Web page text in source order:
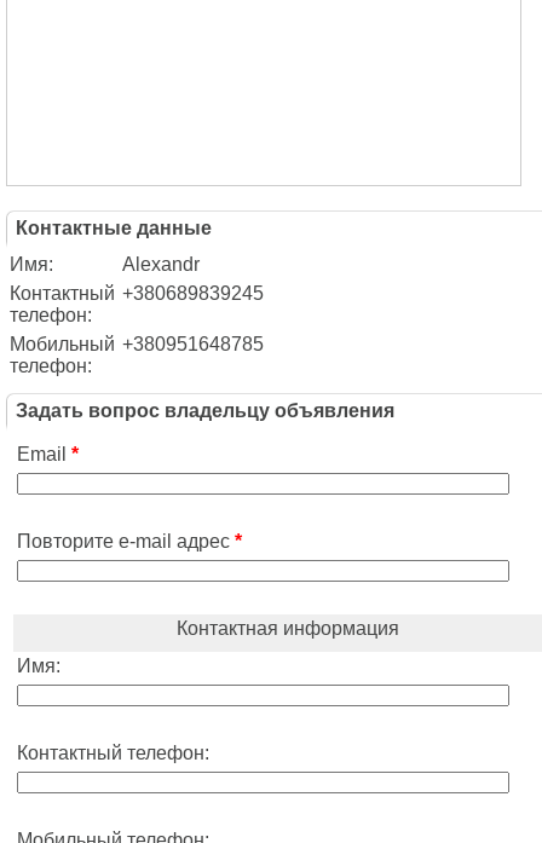
Контактные данные
Имя:
Alexandr
Контактный
телефон:
+380689839245
Мобильный
телефон:
+380951648785
Задать вопрос владельцу объявления
Email *
Повторите e-mail адрес *
Контактная информация
Имя:
Контактный телефон: